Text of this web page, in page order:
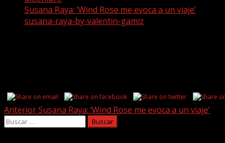
Susana Raya: ‘Wind Rose me evoca a un viaje’
susana-raya-by-valentin-gamiz
Post
navigation
AnteriorSusana Raya: ‘Wind Rose me evoca a un viaje’
Buscar: